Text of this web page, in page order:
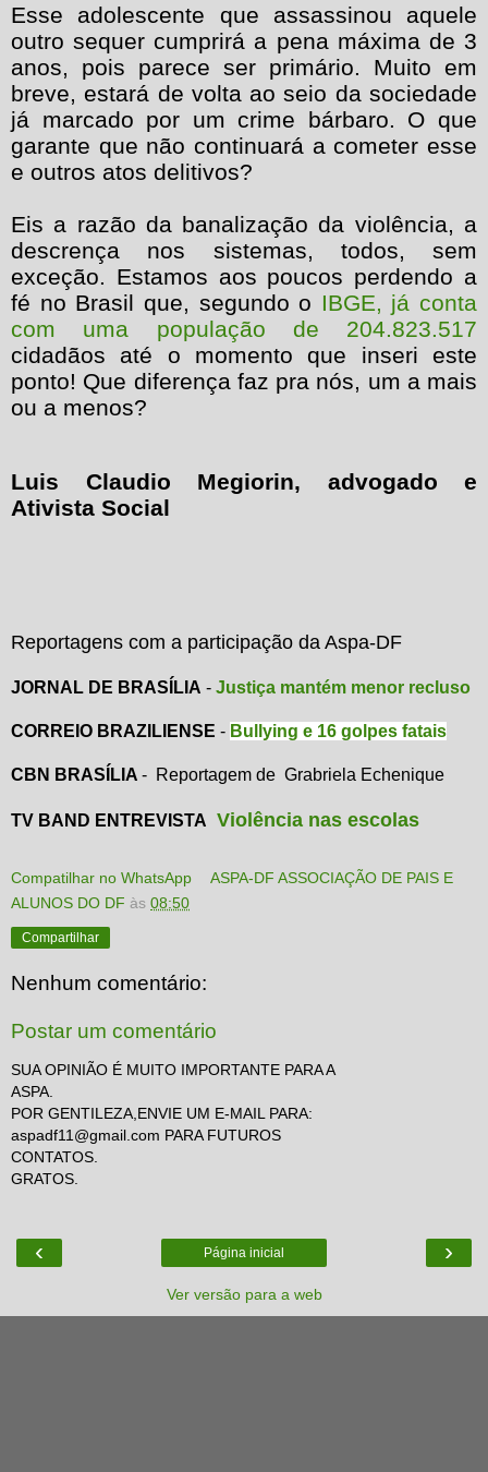
Esse adolescente que assassinou aquele
outro sequer cumprirá a pena máxima de 3
anos, pois parece ser primário. Muito em
breve, estará de volta ao seio da sociedade
já marcado por um crime bárbaro. O que
garante que não continuará a cometer esse
e outros atos delitivos?
Eis a razão da banalização da violência, a
descrença nos sistemas, todos, sem
exceção. Estamos aos poucos perdendo a
fé no Brasil que, segundo o IBGE, já conta
com uma população de 204.823.517
cidadãos até o momento que inseri este
ponto! Que diferença faz pra nós, um a mais
ou a menos?
Luis Claudio Megiorin, advogado e
Ativista Social
Reportagens com a participação da Aspa-DF
JORNAL DE BRASÍLIA - Justiça mantém menor recluso
CORREIO BRAZILIENSE - Bullying e 16 golpes fatais
CBN BRASÍLIA - Reportagem de Grabriela Echenique
TV BAND ENTREVISTA Violência nas escolas
Compatilhar no WhatsApp
ASPA-DF ASSOCIAÇÃO DE PAIS E
ALUNOS DO DF às 08:50
Compartilhar
Nenhum comentário:
Postar um comentário
SUA OPINIÃO É MUITO IMPORTANTE PARA A
ASPA.
POR GENTILEZA,ENVIE UM E-MAIL PARA:
aspadf11@gmail.com PARA FUTUROS
CONTATOS.
GRATOS.
‹ ›
Página inicial
Ver versão para a web